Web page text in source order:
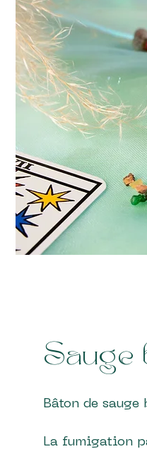
Sauge
Bâton de
La fumigation